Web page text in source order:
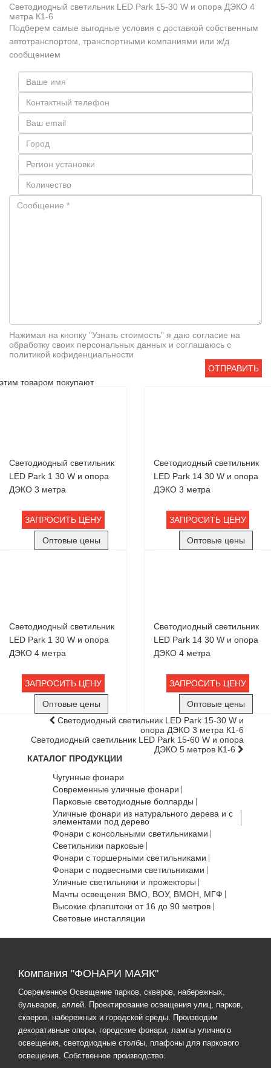
Светодиодный светильник LED Park 15-30 W и опора ДЭКО 4
метра К1-6
Подберем самые выгодные условия с доставкой собственным
автотранспортом, транспортными компаниями или ж/д
сообщением
Нажимая на кнопку "Узнать стоимость" я даю согласие на
обработку своих персональных данных и соглашаюсь с
политикой кофиденциальности
ОТПРАВИТЬ
товаром покупают
Светодиодный светильник
LED Park 1 30 W и опора
ДЭКО 3 метра
ЗАПРОСИТЬ ЦЕНУ
Оптовые цены
Светодиодный светильник
LED Park 14 30 W и опора
ДЭКО 3 метра
ЗАПРОСИТЬ ЦЕНУ
Оптовые цены
Светодиодный светильник
LED Park 1 30 W и опора
ДЭКО 4 метра
ЗАПРОСИТЬ ЦЕНУ
Оптовые цены
Светодиодный светильник
LED Park 14 30 W и опора
ДЭКО 4 метра
ЗАПРОСИТЬ ЦЕНУ
Оптовые цены
Светодиодный светильник LED Park 15-30 W и
опора ДЭКО 3 метра К1-6
Светодиодный светильник LED Park 15-60 W и опора
ДЭКО 5 метров К1-6
КАТАЛОГ ПРОДУКЦИИ
Чугунные фонари
Современные уличные фонари
Парковые светодиодные болларды
Уличные фонари из натурального дерева и с
элементами под дерево
Фонари с консольными светильниками
Светильники парковые
Фонари с торшерными светильниками
Фонари с подвесными светильниками
Уличные светильники и прожекторы
Мачты освещения ВМО, ВОУ, ВМОН, МГФ
Высокие флагштоки от 16 до 90 метров
Световые инсталляции
Компания "ФОНАРИ МАЯК"
Современное Освещение парков, скверов, набережных,
бульваров, аллей. Проектирование освещения улиц, парков,
скверов, набережных и городской среды. Производим
декоративные опоры, городские фонари, лампы уличного
освещения, светодиодные столбы, плафоны для паркового
освещения. Собственное производство.